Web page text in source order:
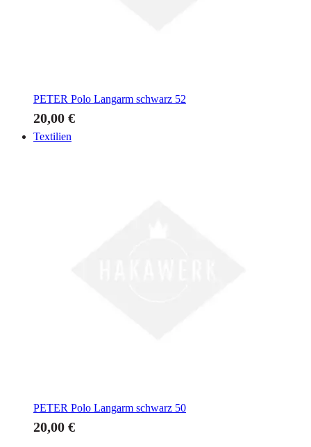
PETER Polo Langarm schwarz 52
20,00 €
Textilien
PETER Polo Langarm schwarz 50
20,00 €